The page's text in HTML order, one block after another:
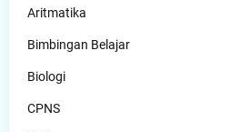
Aritmatika
Bimbingan Belajar
Biologi
CPNS